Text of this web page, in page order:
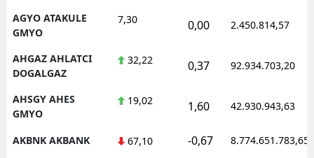
AGYO ATAKULE
GMYO
7,30 0,00 2.450.814,57
AHGAZ AHLATCI
DOGALGAZ
32,22 0,37 92.934.703,20
AHSGY AHES
GMYO
19,02 1,60 42.930.943,63
AKBNK AKBANK 67,10 -0,67 8.774.651.783,65